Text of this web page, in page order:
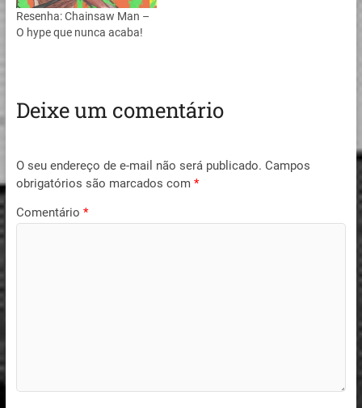
Resenha: Chainsaw Man –
O hype que nunca acaba!
Deixe um comentário
O seu endereço de e-mail não será publicado. Campos
obrigatórios são marcados com *
Comentário *